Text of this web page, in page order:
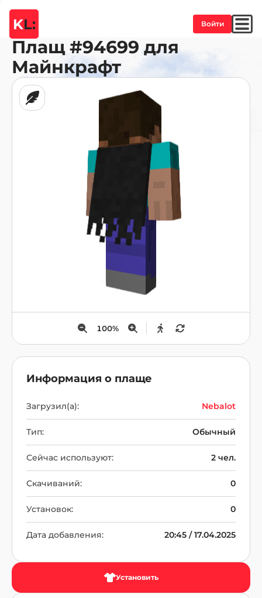
KL: Войти
Плащ #94699 для
Майнкрафт
100%
Информация о плаще
Загрузил(а): Nebalot
Тип: Обычный
Сейчас используют: 2 чел.
Скачиваний: 0
Установок: 0
Дата добавления: 20:45 / 17.04.2025
Установить